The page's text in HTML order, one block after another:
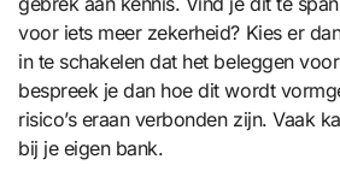
voor iets meer zekerheid? Kies er
in te schakelen dat het beleggen
bespreek je dan hoe dit wordt
risico’s eraan verbonden zijn. Vaak
bij je eigen bank.